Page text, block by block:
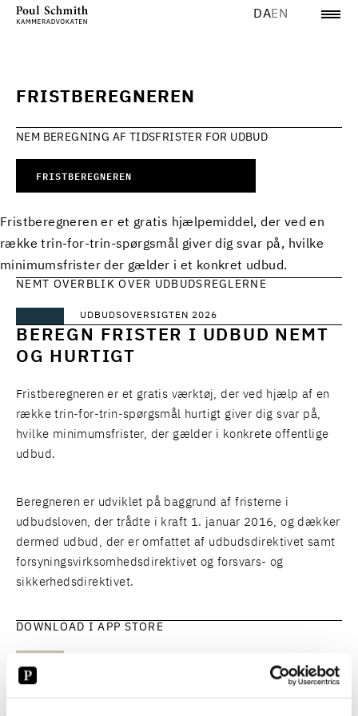
DAEN
FRISTBEREGNEREN
NEM BEREGNING AF TIDSFRISTER FOR UDBUD
FRISTBEREGNEREN
Fristberegneren er et gratis hjælpemiddel, der ved en
række trin-for-trin-spørgsmål giver dig svar på, hvilke
minimumsfrister der gælder i et konkret udbud.
NEMT OVERBLIK OVER UDBUDSREGLERNE
UDBUDSOVERSIGTEN 2026
BEREGN FRISTER I UDBUD NEMT
OG HURTIGT
Fristberegneren er et gratis værktøj, der ved hjælp af en
række trin-for-trin-spørgsmål hurtigt giver dig svar på,
hvilke minimumsfrister, der gælder i konkrete offentlige
udbud.
Beregneren er udviklet på baggrund af fristerne i
udbudsloven, der trådte i kraft 1. januar 2016, og dækker
dermed udbud, der er omfattet af udbudsdirektivet samt
forsyningsvirksomhedsdirektivet og forsvars- og
sikkerhedsdirektivet.
DOWNLOAD I APP STORE
HENT FRISTBEREGNEREN I APP STORE